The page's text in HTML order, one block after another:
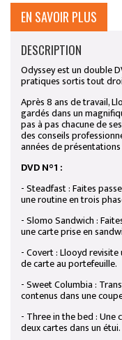
EN SAVOIR PLUS
DESCRIPTION
Odyssey est un double
pratiques sortis tout
Après 8 ans de travail,
gardés dans un
pas à pas chacune de
des conseils
années de
DVD N°1 :
- Steadfast : Faites
une routine en trois
- Slomo Sandwich :
une carte prise en
- Covert : Llooyd
de carte au portefeuille.
- Sweet Columbia :
contenus dans une
- Three in the bed : Une
deux cartes dans un étui.